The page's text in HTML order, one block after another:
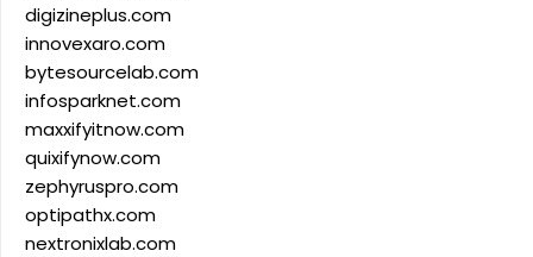
digizineplus.com
innovexaro.com
bytesourcelab.com
infosparknet.com
maxxifyitnow.com
quixifynow.com
zephyruspro.com
optipathx.com
nextronixlab.com